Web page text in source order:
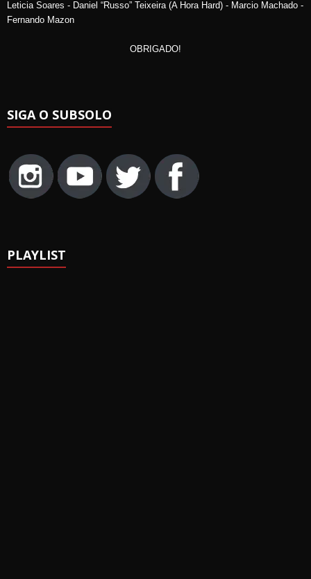
Leticia Soares - Daniel “Russo” Teixeira (A Hora Hard) - Marcio Machado -
Fernando Mazon
OBRIGADO!
SIGA O SUBSOLO
PLAYLIST